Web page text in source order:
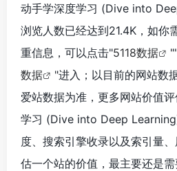
动手学深度学习 (Dive into
浏览人数已经达到21.4K，如你
重信息，可以点击"5118数据
数据
"进入；以目前的网站数
爱站数据为准，更多网站价值
学习 (Dive into Deep
度、搜索引擎收录以及索引量
估一个站的价值，最主要还是